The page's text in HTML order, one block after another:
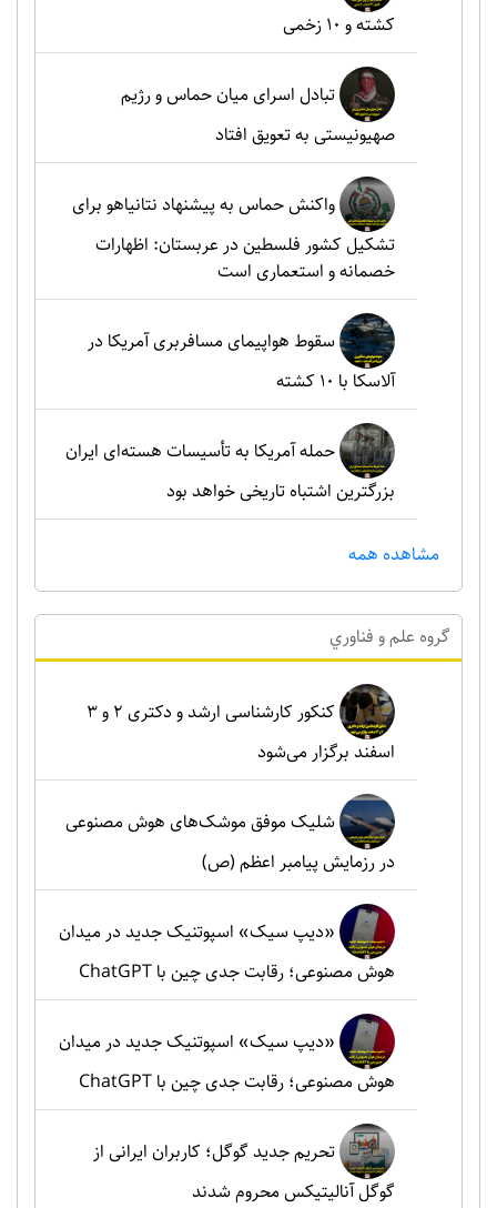
کشته و ۱۰ زخمی
تبادل اسرای میان حماس و رژیم
صهیونیستی به تعویق افتاد
واکنش حماس به پیشنهاد نتانیاهو برای
تشکیل کشور فلسطین در عربستان: اظهارات
خصمانه و استعماری است
سقوط هواپیمای مسافربری آمریکا در
آلاسکا با ۱۰ کشته
حمله آمریکا به تأسیسات هسته‌ای ایران
بزرگترین اشتباه تاریخی خواهد بود
مشاهده همه
گروه علم و فناوري
کنکور کارشناسی ارشد و دکتری ۲ و ۳
اسفند برگزار می‌شود
شلیک موفق موشک‌های هوش مصنوعی
در رزمایش پیامبر اعظم (ص)
«دیپ سیک» اسپوتنیک جدید در میدان
هوش مصنوعی؛ رقابت جدی چین با ChatGPT
«دیپ سیک» اسپوتنیک جدید در میدان
هوش مصنوعی؛ رقابت جدی چین با ChatGPT
تحریم جدید گوگل؛ کاربران ایرانی از
گوگل آنالیتیکس محروم شدند